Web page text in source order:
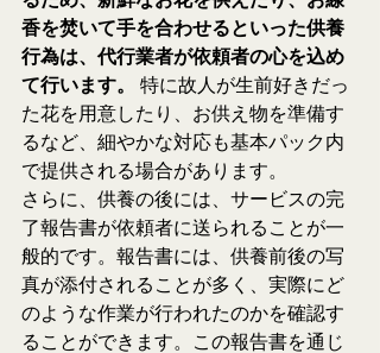
香を焚いて手を合わせるといった供養
行為は、代行業者が依頼者の心を込め
て行います。
特に故人が生前好きだっ
た花を用意したり、お供え物を準備す
るなど、細やかな対応も基本パック内
で提供される場合があります。
さらに、供養の後には、サービスの完
了報告書が依頼者に送られることが一
般的です。報告書には、供養前後の写
真が添付されることが多く、実際にど
のような作業が行われたのかを確認す
ることができます。この報告書を通じ